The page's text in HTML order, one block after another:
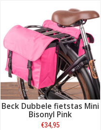
Beck Dubbele fietstas Mini
Bisonyl Pink
€34,95